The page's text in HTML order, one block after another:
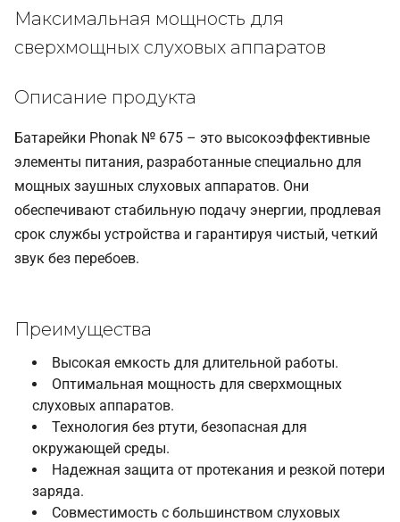
Максимальная мощность для
сверхмощных слуховых аппаратов
Описание продукта
Батарейки Phonak № 675 – это высокоэффективные
элементы питания, разработанные специально для
мощных заушных слуховых аппаратов. Они
обеспечивают стабильную подачу энергии, продлевая
срок службы устройства и гарантируя чистый, четкий
звук без перебоев.
Преимущества
Высокая емкость для длительной работы.
Оптимальная мощность для сверхмощных
слуховых аппаратов.
Технология без ртути, безопасная для
окружающей среды.
Надежная защита от протекания и резкой потери
заряда.
Совместимость с большинством слуховых